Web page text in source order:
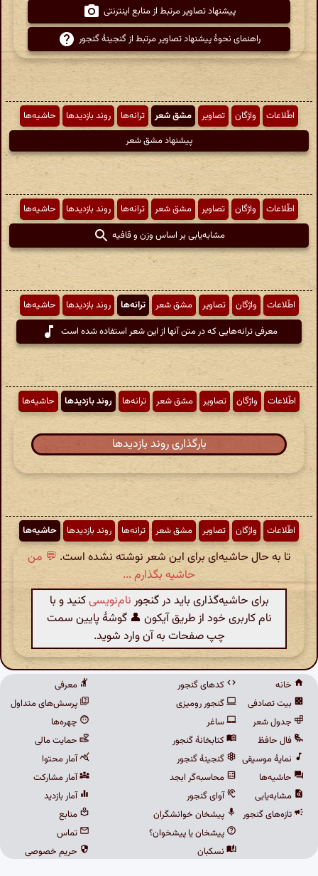
پیشنهاد تصاویر مرتبط از منابع اینترنتی
راهنمای نحوهٔ پیشنهاد تصاویر مرتبط از گنجینهٔ گنجور
اطّلاعات واژگان تصاویر مشق شعر ترانه‌ها روند بازدیدها
حاشیه‌ها
پیشنهاد مشق شعر
اطّلاعات واژگان تصاویر مشق شعر ترانه‌ها روند بازدیدها
حاشیه‌ها
مشابه‌یابی بر اساس وزن و قافیه
اطّلاعات واژگان تصاویر مشق شعر ترانه‌ها روند بازدیدها
حاشیه‌ها
معرفی ترانه‌هایی که در متن آنها از این شعر استفاده شده است
اطّلاعات واژگان تصاویر مشق شعر ترانه‌ها روند بازدیدها حاشیه‌ها
بارگذاری روند بازدیدها
اطّلاعات واژگان تصاویر مشق شعر ترانه‌ها روند بازدیدها حاشیه‌ها
تا به حال حاشیه‌ای برای این شعر نوشته نشده است. 💬 من
حاشیه بگذارم ...
برای حاشیه‌گذاری باید در گنجور نام‌نویسیکنید و با
نام کاربری خود از طریق آیکون 👤 گوشهٔ پایین سمت
چپ صفحات به آن وارد شوید.
خانه
بیت تصادفی
جدول شعر
فال حافظ
نمایهٔ موسیقی
حاشیه‌ها
مشابه‌یابی
تازه‌های گنجور
کدهای گنجور
گنجور رومیزی
ساغر
کتابخانهٔ گنجور
گنجینهٔ گنجور
محاسبه‌گر ابجد
آوای گنجور
پیشخان خوانشگران
پیشخان یا پیشخوان؟
نسکبان
معرفی
پرسش‌های متداول
چهره‌ها
حمایت مالی
آمار محتوا
آمار مشارکت
آمار بازدید
منابع
تماس
حریم خصوصی